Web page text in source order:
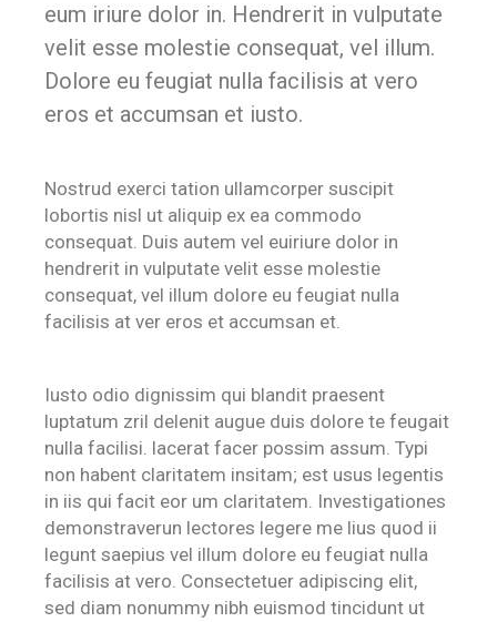
eum iriure dolor in. Hendrerit in vulputate
velit esse molestie consequat, vel illum.
Dolore eu feugiat nulla facilisis at vero
eros et accumsan et iusto.
Nostrud exerci tation ullamcorper suscipit
lobortis nisl ut aliquip ex ea commodo
consequat. Duis autem vel euiriure dolor in
hendrerit in vulputate velit esse molestie
consequat, vel illum dolore eu feugiat nulla
facilisis at ver eros et accumsan et.
Iusto odio dignissim qui blandit praesent
luptatum zril delenit augue duis dolore te feugait
nulla facilisi. lacerat facer possim assum. Typi
non habent claritatem insitam; est usus legentis
in iis qui facit eor um claritatem. Investigationes
demonstraverun lectores legere me lius quod ii
legunt saepius vel illum dolore eu feugiat nulla
facilisis at vero. Consectetuer adipiscing elit,
sed diam nonummy nibh euismod tincidunt ut